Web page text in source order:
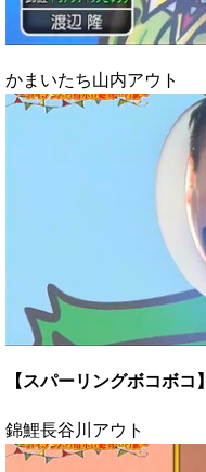
かまいたち山内アウト
【スパーリングボコボコ】
錦鯉長谷川アウト